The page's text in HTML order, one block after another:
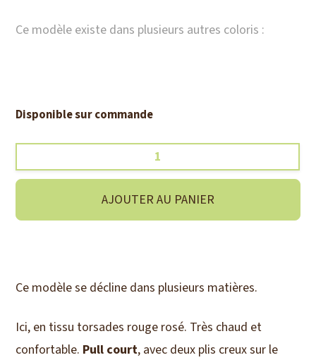
Ce modèle existe dans plusieurs autres coloris :
Disponible sur commande
de
court
rosé
AJOUTER AU PANIER
Ce modèle se décline dans plusieurs matières.
Ici, en tissu torsades rouge rosé. Très chaud et
confortable. Pull court, avec deux plis creux sur le